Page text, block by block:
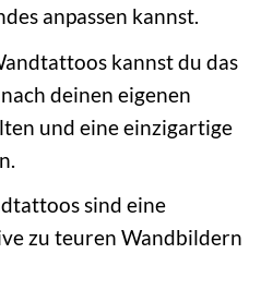
anpassen kannst.
kannst du das
deinen eigenen
und eine einzigartige
sind eine
zu teuren Wandbildern